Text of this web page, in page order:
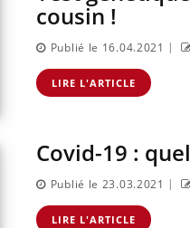
cousin !
Publié le 16.04.2021 |
LIRE L'ARTICLE
Covid-19 :
Publié le 23.03.2021 |
LIRE L'ARTICLE